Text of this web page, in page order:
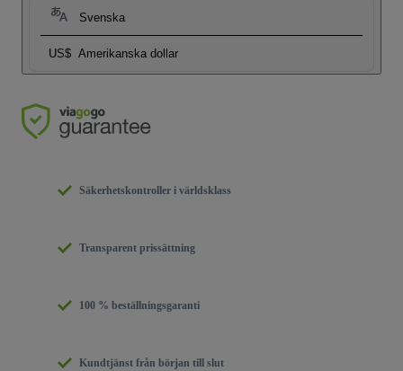
Svenska
US$ Amerikanska dollar
Säkerhetskontroller i världsklass
Transparent prissättning
100 % beställningsgaranti
Kundtjänst från början till slut